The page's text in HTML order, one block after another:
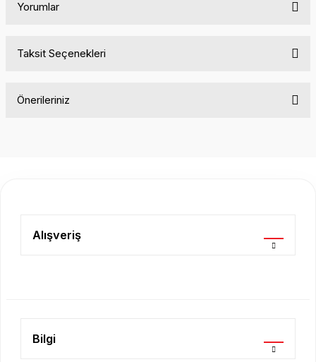
Yorumlar
Taksit Seçenekleri
Önerileriniz
Ürün açıklamasında eksik bilgiler bulunuyor.
Alışveriş
Bilgi